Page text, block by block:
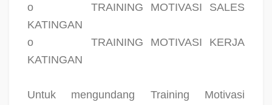
o
TRAINING MOTIVASI SALES
KATINGAN
o
TRAINING MOTIVASI KERJA
KATINGAN
Untuk mengundang Training Motivasi